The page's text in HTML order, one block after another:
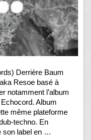
Derrière Baum
Resoe basé à
notamment l’album
Album
même plateforme
techno. En
son label en …